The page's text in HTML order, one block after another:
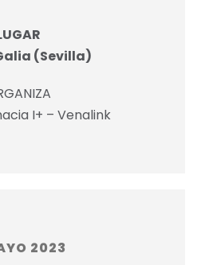
(Sevilla)
I+ – Venalink
2023